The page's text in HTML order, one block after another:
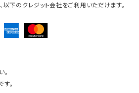
以下のクレジット会社をご利用いただけます。
。